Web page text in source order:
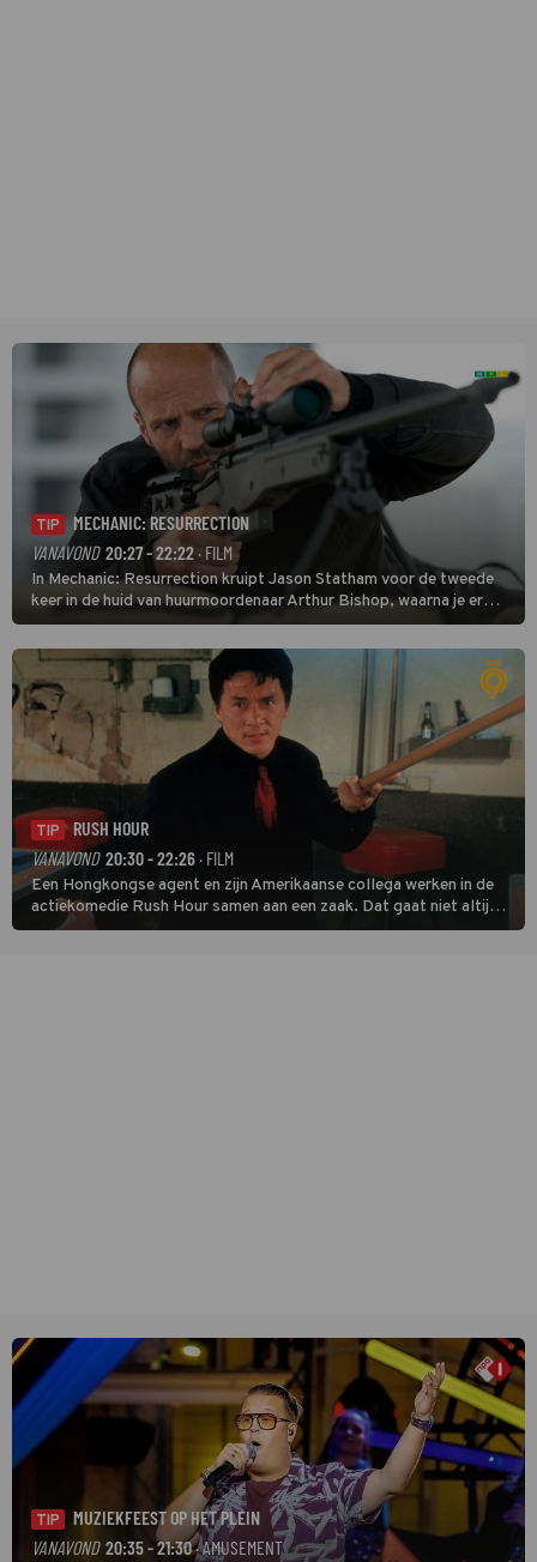
TIP
MECHANIC: RESURRECTION
VANAVOND 20:27 - 22:22· FILM
In Mechanic: Resurrection kruipt Jason Statham voor de tweede
keer in de huid van huurmoordenaar Arthur Bishop, waarna je er
donder op kunt zeggen dat er van Bishops geplande pensioen niet
veel terechtkomt.
TIP
RUSH HOUR
VANAVOND 20:30 - 22:26 · FILM
Een Hongkongse agent en zijn Amerikaanse collega werken in de
actiekomedie Rush Hour samen aan een zaak. Dat gaat niet altijd
van een leien dakje.
TIP
MUZIEKFEEST OP HET PLEIN
VANAVOND 20:35 - 21:30· AMUSEMENT